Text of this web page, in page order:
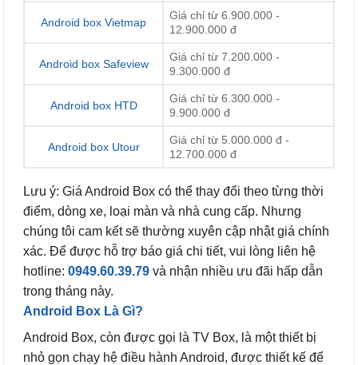
Android box Vietmap
Giá chỉ từ 6.900.000 -
12.900.000 đ
Android box Safeview
Giá chỉ từ 7.200.000 -
9.300.000 đ
Android box HTD
Giá chỉ từ 6.300.000 -
9.900.000 đ
Android box Utour
Giá chỉ từ 5.000.000 đ -
12.700.000 đ
Lưu ý: Giá Android Box có thể thay đổi theo từng thời
điểm, dòng xe, loại màn và nhà cung cấp. Nhưng
chúng tôi cam kết sẽ thường xuyên cập nhật giá chính
xác. Để được hỗ trợ báo giá chi tiết, vui lòng liên hệ
hotline: 0949.60.39.79 và nhận nhiều ưu đãi hấp dẫn
trong tháng này.
Android Box Là Gì?
Android Box, còn được gọi là TV Box, là một thiết bị
nhỏ gọn chạy hệ điều hành Android, được thiết kế để